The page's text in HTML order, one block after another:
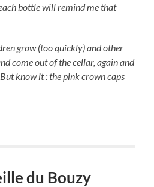
bottle will remind me that
grow (too quickly) and other
come out of the cellar, again and
know it : the pink crown caps
du Bouzy